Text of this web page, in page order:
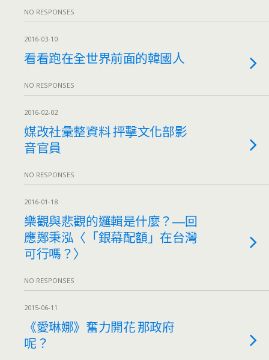
NO RESPONSES
2016-03-10
看看跑在全世界前面的韓國人
NO RESPONSES
2016-02-02
媒改社彙整資料 抨擊文化部影
音官員
NO RESPONSES
2016-01-18
樂觀與悲觀的邏輯是什麼？―回
應鄭秉泓〈「銀幕配額」在台灣
可行嗎？〉
NO RESPONSES
2015-06-11
《愛琳娜》奮力開花 那政府
呢？